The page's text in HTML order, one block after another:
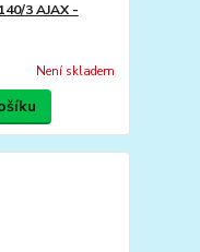
3 AJAX -
Není skladem